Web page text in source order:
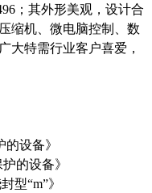
；其外形美观，设计合
缩机、微电脑控制、数
大特需行业客户喜爱，
设备》
的设备》
型“m”》